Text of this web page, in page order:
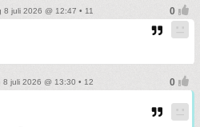
8 juli 2026 @ 12:47 • 11
8 juli 2026 @ 13:30 • 12